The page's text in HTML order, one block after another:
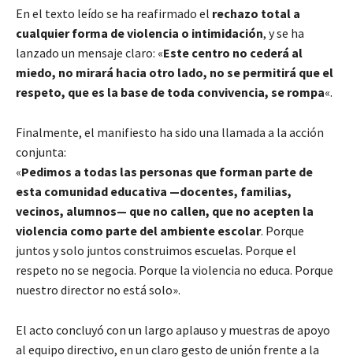
En el texto leído se ha reafirmado el rechazo total a
cualquier forma de violencia o intimidación, y se ha
lanzado un mensaje claro: «Este centro no cederá al
miedo, no mirará hacia otro lado, no se permitirá que el
respeto, que es la base de toda convivencia, se rompa«.
Finalmente, el manifiesto ha sido una llamada a la acción
conjunta:
«Pedimos a todas las personas que forman parte de
esta comunidad educativa —docentes, familias,
vecinos, alumnos— que no callen, que no acepten la
violencia como parte del ambiente escolar. Porque
juntos y solo juntos construimos escuelas. Porque el
respeto no se negocia. Porque la violencia no educa. Porque
nuestro director no está solo».
El acto concluyó con un largo aplauso y muestras de apoyo
al equipo directivo, en un claro gesto de unión frente a la